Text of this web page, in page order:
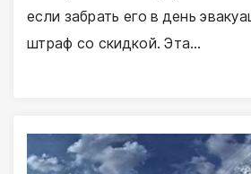
если забрать его в день
штраф со скидкой. Эта…